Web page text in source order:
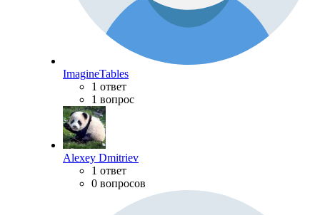
ImagineTables
1 ответ
1 вопрос
Alexey Dmitriev
1 ответ
0 вопросов